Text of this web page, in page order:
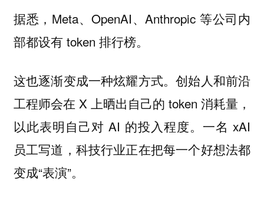
据悉，Meta、OpenAI、Anthropic 等公司内
部都设有 token 排行榜。
这也逐渐变成一种炫耀方式。创始人和前沿
工程师会在 X 上晒出自己的 token 消耗量，
以此表明自己对 AI 的投入程度。一名 xAI
员工写道，科技行业正在把每一个好想法都
变成“表演”。